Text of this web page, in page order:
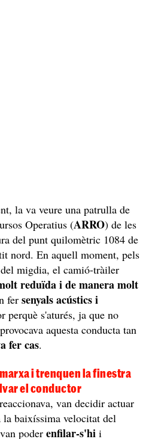
la va veure una patrulla de
Operatius (ARRO) de les
del punt quilomètric 1084 de
nord. En aquell moment, pels
migdia, el camió-tràiler
reduïda i de manera molt
fer senyals acústics i
perquè s'aturés, ja que no
aquesta conducta tan
fer cas.
i trenquen la finestra
el conductor
van decidir actuar
la baixíssima velocitat del
poder enfilar-s'hi i